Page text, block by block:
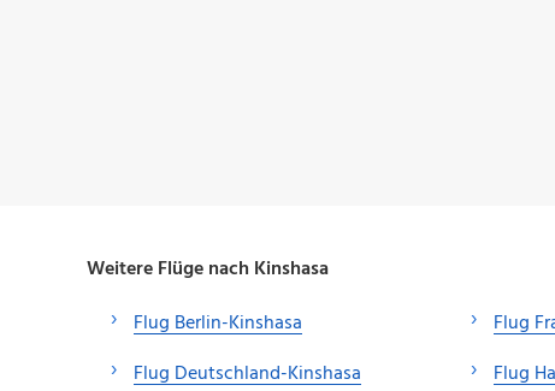
Weitere Flüge nach Kinshasa
Flug Berlin-Kinshasa
Flug Deutschland-Kinshasa
Flug
Flug